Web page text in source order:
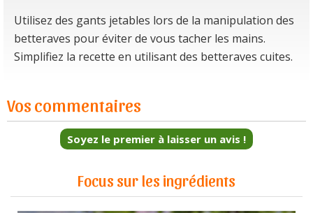
Utilisez des gants jetables lors de la manipulation des
betteraves pour éviter de vous tacher les mains.
Simplifiez la recette en utilisant des betteraves cuites.
Vos commentaires
Soyez le premier à laisser un avis !
Focus sur les ingrédients